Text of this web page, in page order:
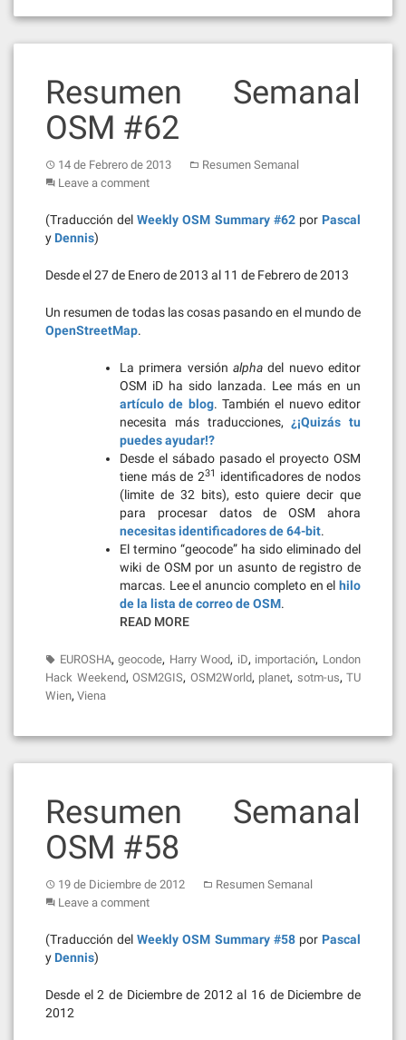
Resumen Semanal
OSM #62
14 de Febrero de 2013
Resumen Semanal
Leave a comment
(Traducción delWeekly OSM Summary #62por Pascal
y Dennis)
Desde el 27 de Enero de 2013 al 11 de Febrero de 2013
Un resumen de todas las cosas pasando en el mundo de
OpenStreetMap.
La primera versión alpha del nuevo editor
OSM iD ha sido lanzada. Lee más en un
artículo de blog. También el nuevo editor
necesita más traducciones, ¿¡Quizás tu
puedes ayudar!?
Desde el sábado pasado el proyecto OSM
tiene más de 231
identificadores de nodos
(limite de 32 bits), esto quiere decir que
para procesar datos de OSM ahora
necesitas identificadores de 64-bit.
El termino “geocode” ha sido eliminado del
wiki de OSM por un asunto de registro de
marcas. Lee el anuncio completo en el hilo
de la lista de correo de OSM.
READ MORE
EUROSHA,geocode, Harry Wood, iD, importación, London
Hack Weekend, OSM2GIS, OSM2World, planet, sotm-us, TU
Wien, Viena
Resumen Semanal
OSM #58
19 de Diciembre de 2012
Resumen Semanal
Leave a comment
(Traducción delWeekly OSM Summary #58por Pascal
y Dennis)
Desde el 2 de Diciembre de 2012 al 16 de Diciembre de
2012